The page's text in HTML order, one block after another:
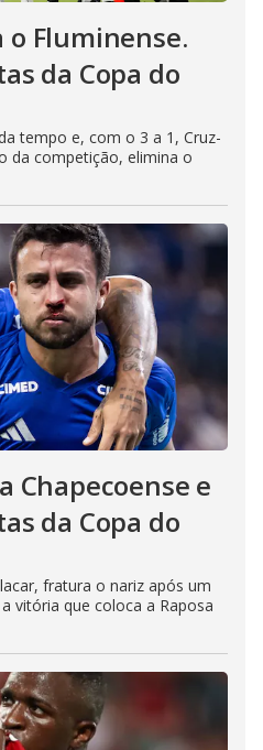
Fluminense.
da Copa do
tempo e, com o 3 a 1, Cruz-
da competição, elimina o
Chapecoense e
da Copa do
fratura o nariz após um
vitória que coloca a Raposa